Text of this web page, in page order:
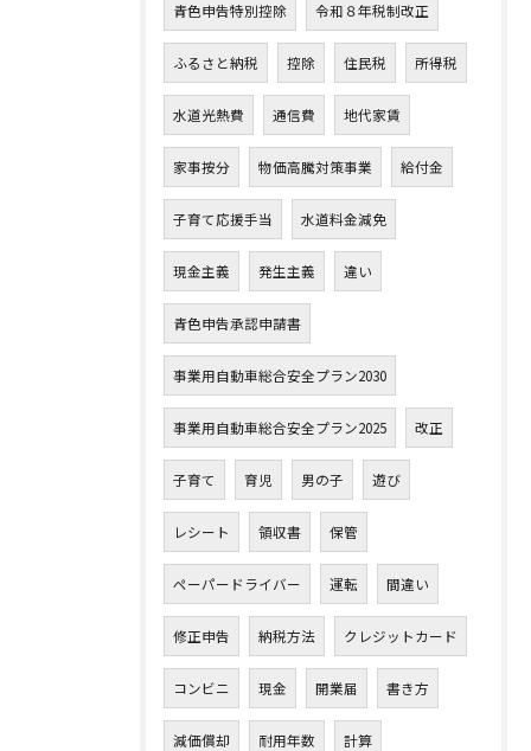
青色申告特別控除 令和８年税制改正
ふるさと納税 控除 住民税 所得税
水道光熱費 通信費 地代家賃
家事按分 物価高騰対策事業 給付金
子育て応援手当 水道料金減免
現金主義 発生主義 違い
青色申告承認申請書
事業用自動車総合安全プラン2030
事業用自動車総合安全プラン2025 改正
子育て 育児 男の子 遊び
レシート 領収書 保管
ペーパードライバー 運転 間違い
修正申告 納税方法 クレジットカード
コンビニ 現金 開業届 書き方
減価償却 耐用年数 計算